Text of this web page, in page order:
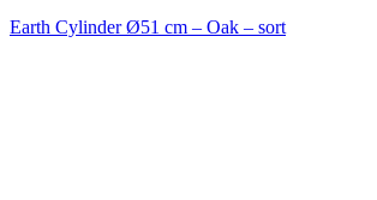
Earth Cylinder Ø51 cm – Oak – sort